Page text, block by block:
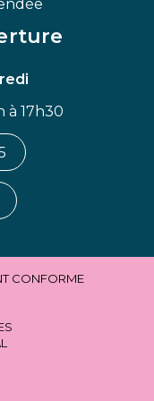
à 17h30
CONFORME